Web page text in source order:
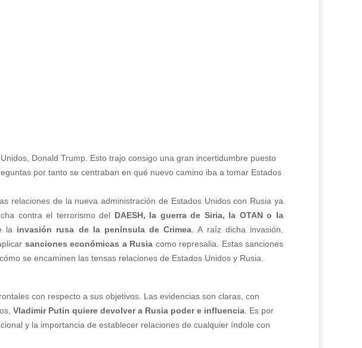
Donald Trump. Esto trajo consigo una gran incertidumbre puesto
por tanto se centraban en qué nuevo camino iba a tomar Estados
relaciones de la nueva administración de Estados Unidos con Rusia ya
contra el terrorismo del DAESH, la guerra de Siria, la OTAN o la
la invasión rusa de la península de Crimea . A raíz dicha invasión,
sanciones económicas a Rusia como represalia. Estas sanciones
se encaminen las tensas relaciones de Estados Unidos y Rusia.
con respecto a sus objetivos. Las evidencias son claras, con
Vladimir Putin quiere devolver a Rusia poder e influencia . Es por
y la importancia de establecer relaciones de cualquier índole con